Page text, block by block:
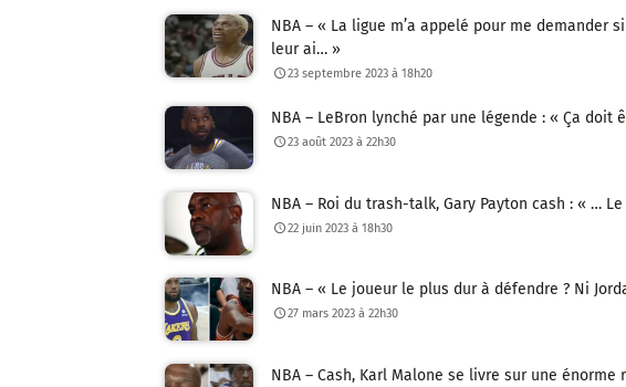
NBA – « La ligue m’a appelé pour me demander
leur ai… »
23 septembre 2023 à 18h20
NBA – LeBron lynché par une légende : « Ça
23 août 2023 à 22h30
NBA – Roi du trash-talk, Gary Payton cash : « …
22 juin 2023 à 18h30
NBA – « Le joueur le plus dur à défendre ? Ni
27 mars 2023 à 22h30
NBA – Cash, Karl Malone se livre sur une énorme